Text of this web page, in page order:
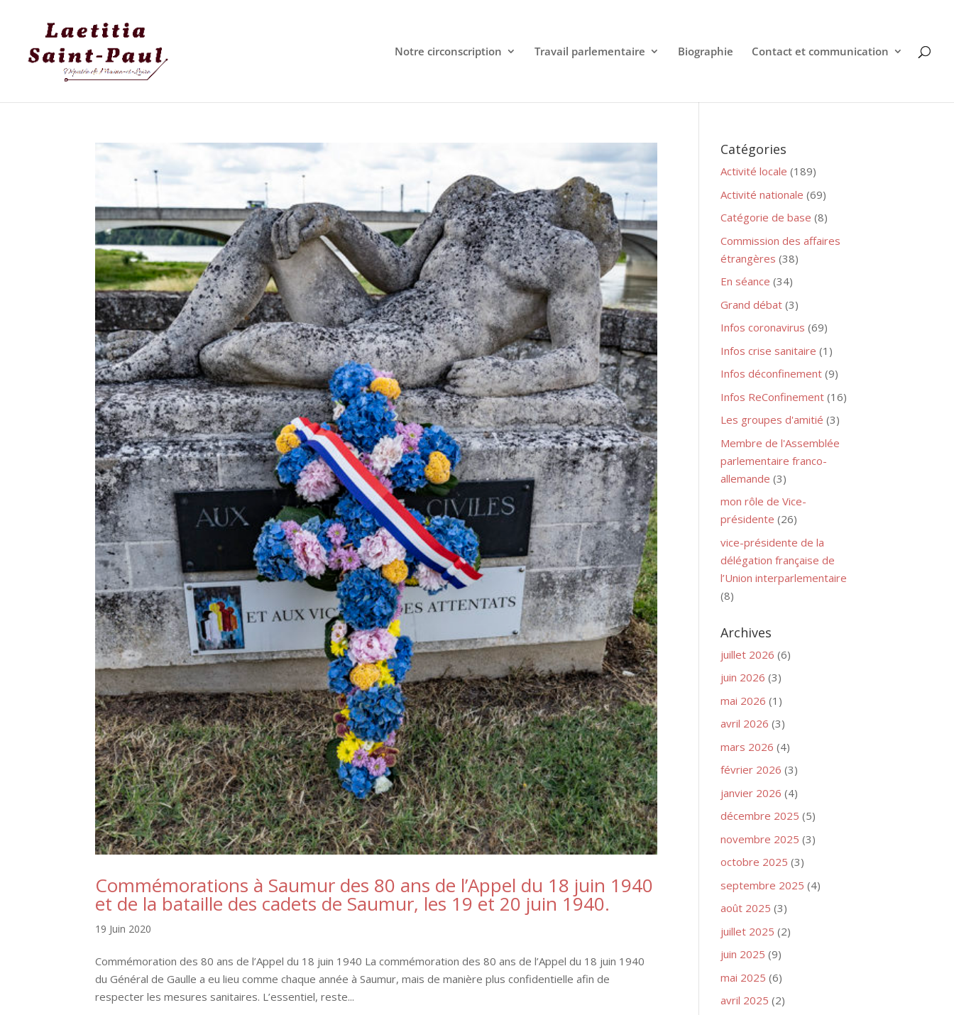
Notre circonscription Travail parlementaire Biographie Contact et communication
Commémorations à Saumur des 80 ans de l’Appel du 18 juin 1940
et de la bataille des cadets de Saumur, les 19 et 20 juin 1940.
19 Juin 2020
Commémoration des 80 ans de l’Appel du 18 juin 1940 La commémoration des 80 ans de l’Appel du 18 juin 1940
du Général de Gaulle a eu lieu comme chaque année à Saumur, mais de manière plus confidentielle afin de
respecter les mesures sanitaires. L’essentiel, reste...
Catégories
Activité locale (189)
Activité nationale (69)
Catégorie de base (8)
Commission des affaires
étrangères (38)
En séance (34)
Grand débat (3)
Infos coronavirus (69)
Infos crise sanitaire (1)
Infos déconfinement (9)
Infos ReConfinement (16)
Les groupes d'amitié (3)
Membre de l'Assemblée
parlementaire franco-
allemande (3)
mon rôle de Vice-
présidente (26)
vice-présidente de la
délégation française de
l’Union interparlementaire
(8)
Archives
juillet 2026 (6)
juin 2026 (3)
mai 2026 (1)
avril 2026 (3)
mars 2026 (4)
février 2026 (3)
janvier 2026 (4)
décembre 2025 (5)
novembre 2025 (3)
octobre 2025 (3)
septembre 2025 (4)
août 2025 (3)
juillet 2025 (2)
juin 2025 (9)
mai 2025 (6)
avril 2025 (2)